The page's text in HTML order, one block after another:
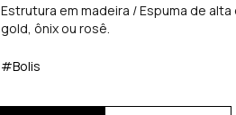
Estrutura em madeira / Espuma de
gold, ônix ou rosê.
#Bolis